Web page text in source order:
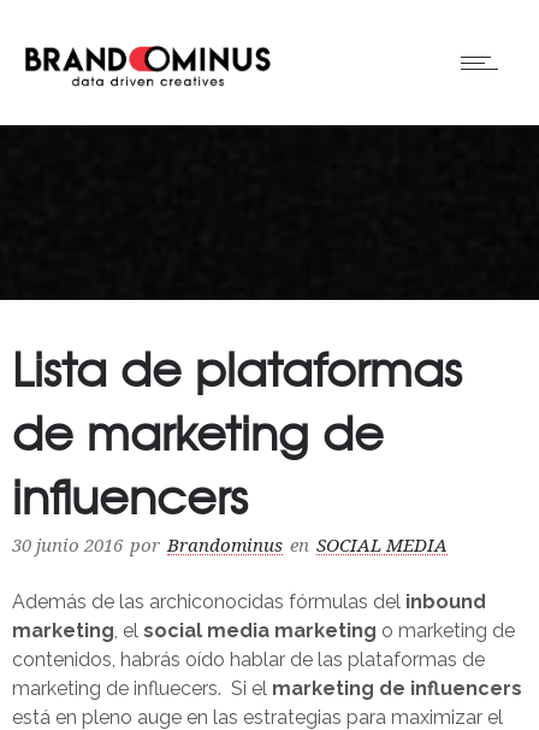
Lista de plataformas
de marketing de
influencers
30 junio 2016 por Brandominus en SOCIAL MEDIA
Además de las archiconocidas fórmulas del inbound
marketing, el social media marketing o marketing de
contenidos, habrás oído hablar de las plataformas de
marketing de influecers. Si el marketing de influencers
está en pleno auge en las estrategias para maximizar el